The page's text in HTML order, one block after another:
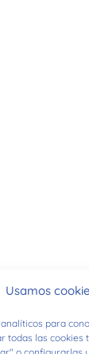
Usamos
para
todas las